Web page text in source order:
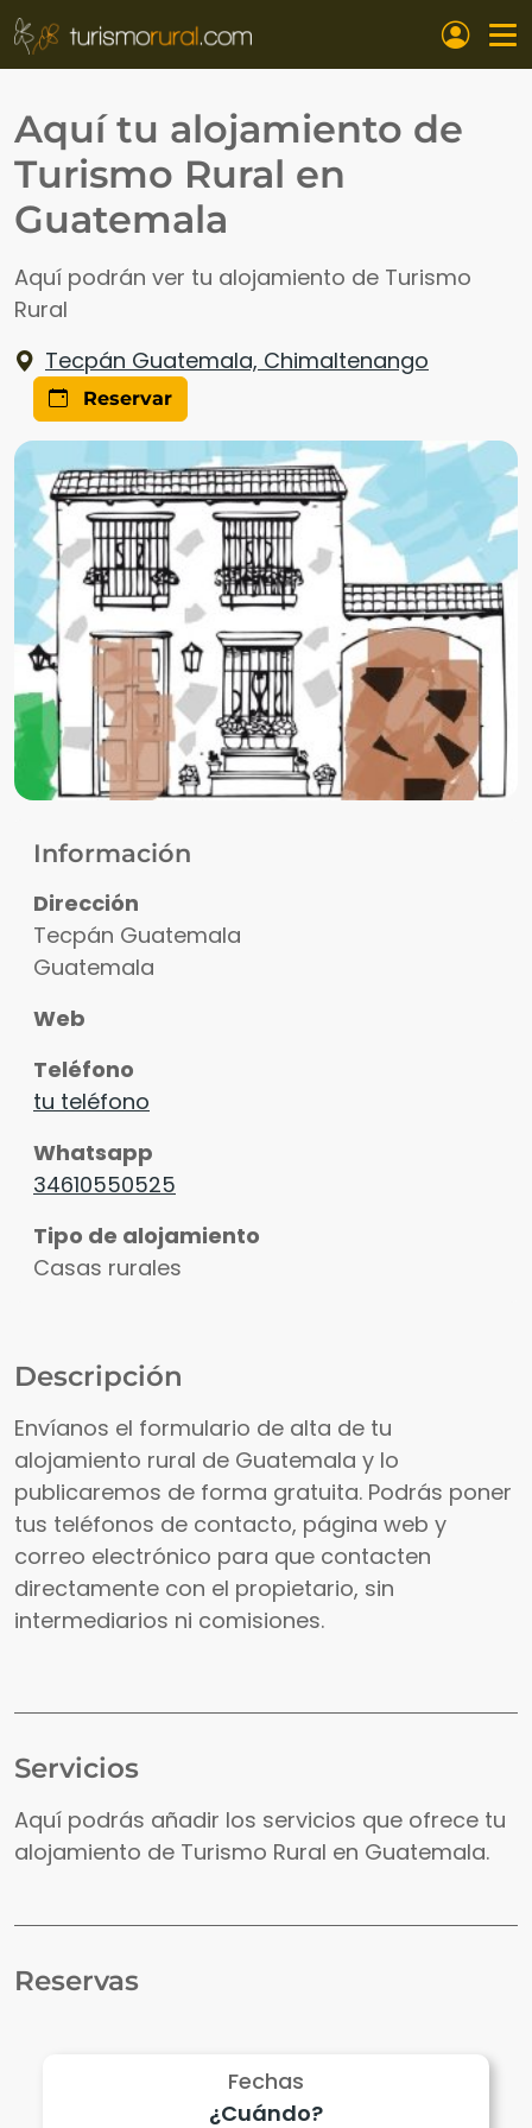
Pasar al contenido principal
Aquí tu alojamiento de
Turismo Rural en
Guatemala
Aquí podrán ver tu alojamiento de Turismo
Rural
Tecpán Guatemala, Chimaltenango
Reservar
Información
Dirección
Tecpán Guatemala
Guatemala
Web
Teléfono
tu teléfono
Whatsapp
34610550525
Tipo de alojamiento
Casas rurales
Descripción
Envíanos el formulario de alta de tu
alojamiento rural de Guatemala y lo
publicaremos de forma gratuita. Podrás poner
tus teléfonos de contacto, página web y
correo electrónico para que contacten
directamente con el propietario, sin
intermediarios ni comisiones.
Servicios
Aquí podrás añadir los servicios que ofrece tu
alojamiento de Turismo Rural en Guatemala.
Reservas
Fechas